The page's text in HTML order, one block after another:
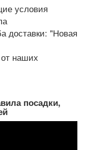
условия
доставки: "Новая
наших
посадки,